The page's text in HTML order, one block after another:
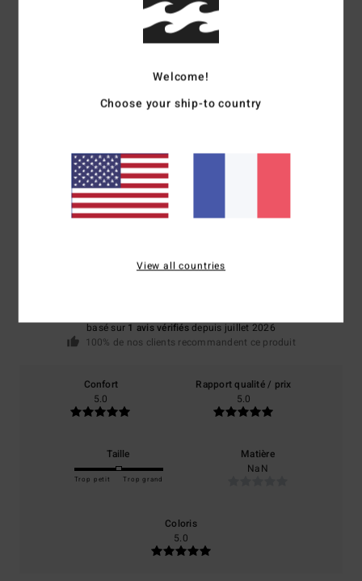
100% polychloroprène
Traçabilité du produit (Loi Agec)
Livraison & Retours
Avis clients
5.0/5
basé sur 1 avis vérifiésdepuis juillet 2026
100% de nos clients recommandent ce produit
Confort
5.0
Rapport qualité / prix
5.0
Taille
Trop petit Trop grand
Matière
NaN
Coloris
5.0
Welcome!
Choose your ship-to country
View all countries